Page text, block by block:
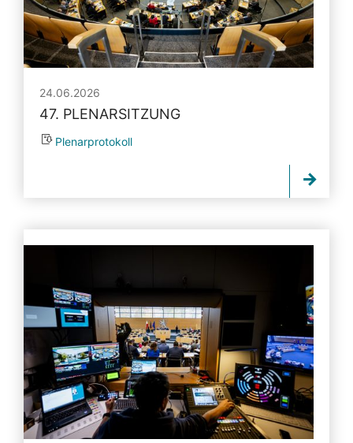
24.06.2026
47. PLENARSITZUNG
Plenarprotokoll